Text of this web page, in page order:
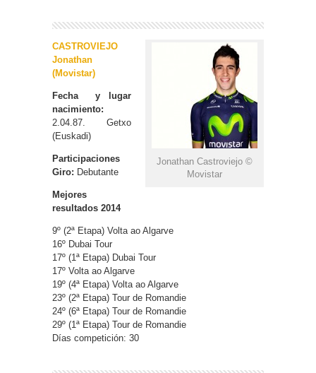
Jonathan Castroviejo ©
Movistar
CASTROVIEJO
Jonathan
(Movistar)
Fecha y lugar
nacimiento:
2.04.87. Getxo
(Euskadi)
Participaciones
Giro: Debutante
Mejores
resultados 2014
9º (2ª Etapa) Volta ao Algarve
16º Dubai Tour
17º (1ª Etapa) Dubai Tour
17º Volta ao Algarve
19º (4ª Etapa) Volta ao Algarve
23º (2ª Etapa) Tour de Romandie
24º (6ª Etapa) Tour de Romandie
29º (1ª Etapa) Tour de Romandie
Días competición: 30